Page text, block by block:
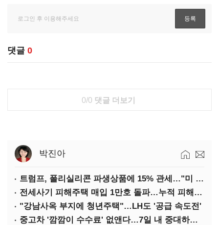
댓글 0
0/0 댓글 더보기
박진아
트럼프, 폴리실리콘 파생상품에 15% 관세…"미 산업 재건"
전세사기 피해주택 매입 1만호 돌파…누적 피해자 4만278명
"강남사옥 부지에 청년주택"…LH도 '공급 속도전'
중고차 '깜깜이 수수료' 없앤다…7일 내 중대하자 생기면 환불